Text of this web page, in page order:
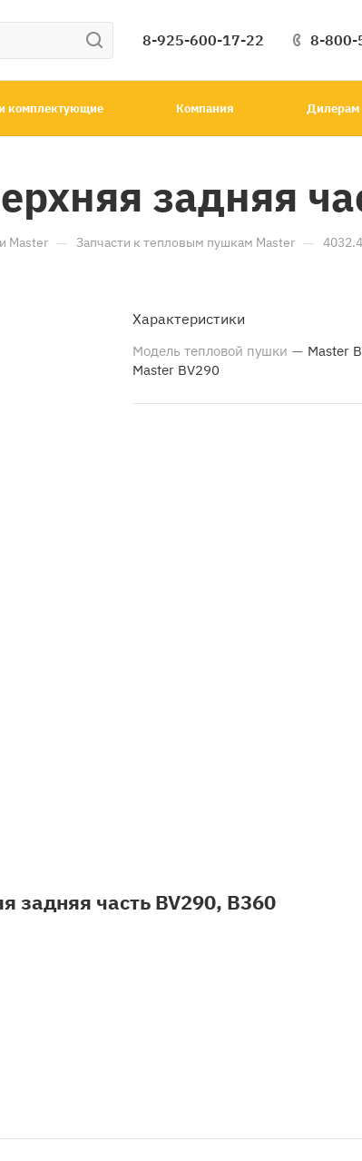
8-925-600-17-22 8-800-
комплектующие Компания Дилерам
задняя
Master — Запчасти к тепловым пушкам Master —
Характеристики
Модель тепловой пушки — Master
Master BV290
задняя часть BV290, B360